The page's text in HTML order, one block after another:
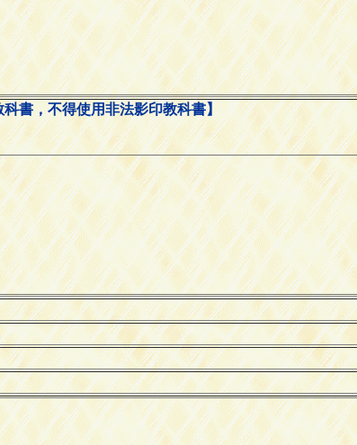
書，不得使用非法影印教科書】